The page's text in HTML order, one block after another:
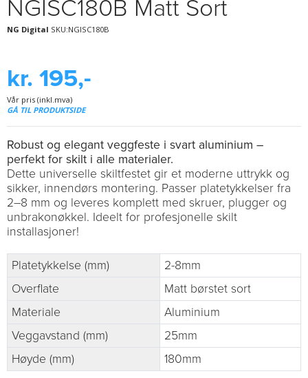
NGISC180B Matt Sort
NG Digital SKU:NGISC180B
kr. 195,-
Vår pris (inkl.mva)
GÅ TIL PRODUKTSIDE
Robust og elegant veggfeste i svart aluminium –
perfekt for skilt i alle materialer.
Dette universelle skiltfestet gir et moderne uttrykk og
sikker, innendørs montering. Passer platetykkelser fra
2–8 mm og leveres komplett med skruer, plugger og
unbrakonøkkel. Ideelt for profesjonelle skilt
installasjoner!
Platetykkelse (mm)
2-8mm
Overflate
Matt børstet sort
Materiale
Aluminium
Veggavstand (mm)
25mm
Høyde (mm)
180mm